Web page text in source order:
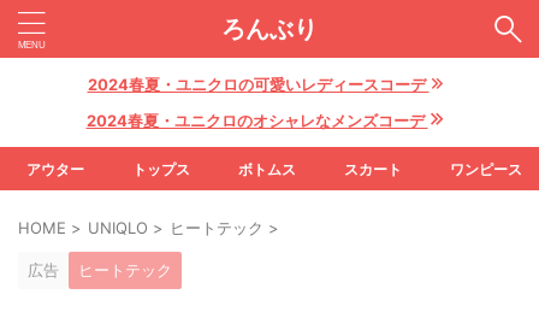
ろんぶり
2024春夏・ユニクロの可愛いレディースコーデ
2024春夏・ユニクロのオシャレなメンズコーデ
アウター トップス ボトムス スカート ワンピース
HOME > UNIQLO > ヒートテック >
広告 ヒートテック